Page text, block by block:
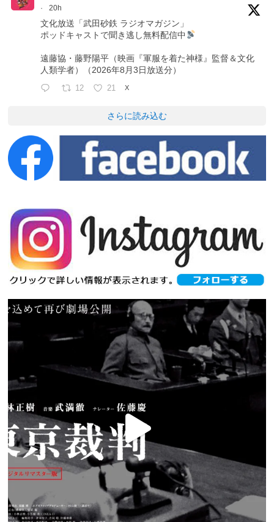
·
20h
文化放送「武田砂鉄 ラジオマガジン」
ポッドキャストで聞き逃し無料配信中
遠藤協・藤野陽平（映画『軍服を着た神様』監督＆文化
人類学者）（2026年8月3日放送分）
12 21 X
さらに読み込む